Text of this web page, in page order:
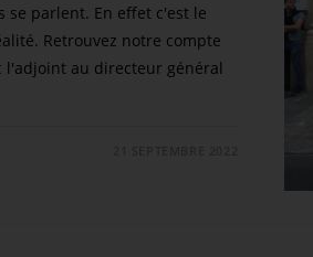
se parlent. En effet c'est le
Retrouvez notre compte
l'adjoint au directeur général